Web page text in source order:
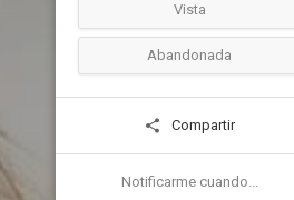
Vista
Abandonada
Compartir
Notificarme cuando...